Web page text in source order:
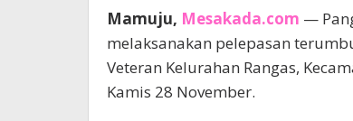
Mamuju, Mesakada.com —
melaksanakan pelepasan
Veteran Kelurahan Rangas,
Kamis 28 November.